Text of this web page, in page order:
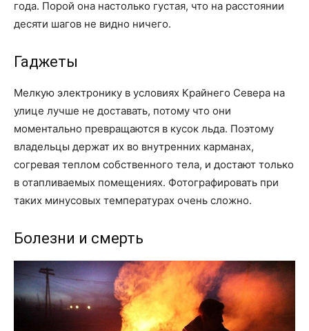
года. Порой она настолько густая, что на расстоянии
десяти шагов не видно ничего.
Гаджеты
Мелкую электронику в условиях Крайнего Севера на
улице лучше не доставать, потому что они
моментально превращаются в кусок льда. Поэтому
владельцы держат их во внутренних карманах,
согревая теплом собственного тела, и достают только
в отапливаемых помещениях. Фотографировать при
таких минусовых температурах очень сложно.
Болезни и смерть